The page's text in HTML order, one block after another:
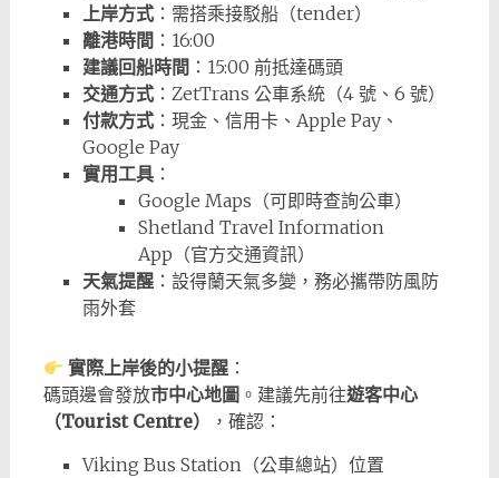
上岸方式：需搭乘接駁船（tender）
離港時間 ：16:00
建議回船時間 ：15:00 前抵達碼頭
交通方式：ZetTrans 公車系統（4 號、6 號）
付款方式：現金、信用卡、Apple Pay、
Google Pay
實用工具：
Google Maps（可即時查詢公車）
Shetland Travel Information
App（官方交通資訊）
天氣提醒：設得蘭天氣多變，務必攜帶防風防
雨外套
實際上岸後的小提醒 ：
碼頭邊會發放市中心地圖。建議先前往遊客中心
（Tourist Centre）
，確認：
Viking Bus Station（公車總站）位置